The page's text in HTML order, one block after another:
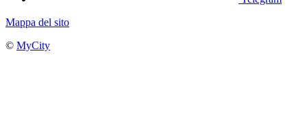
Mappa del sito
© MyCity